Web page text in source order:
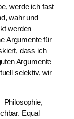
werde ich fast
wahr und
werden
Argumente für
dass ich
Argumente
selektiv, wir
Philosophie,
Equal